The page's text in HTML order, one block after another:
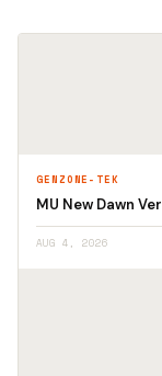
GENZONE-TEK
MU New Dawn
AUG 4, 2026